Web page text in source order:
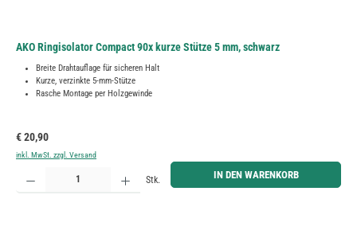
AKO Ringisolator Compact 90x kurze Stütze 5 mm, schwarz
Breite Drahtauflage für sicheren Halt
Kurze, verzinkte 5-mm-Stütze
Rasche Montage per Holzgewinde
Regulärer Preis:
€ 20,90
inkl. MwSt. zzgl. Versand
Produkt Anzahl: Gib den gewünschten Wert ein oder benutze die Schaltflächen um die Anzahl zu
Stk. IN DEN WARENKORB